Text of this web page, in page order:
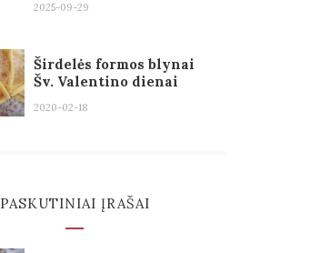
2025-09-29
Širdelės formos blynai
Šv. Valentino dienai
2020-02-18
PASKUTINIAI ĮRAŠAI